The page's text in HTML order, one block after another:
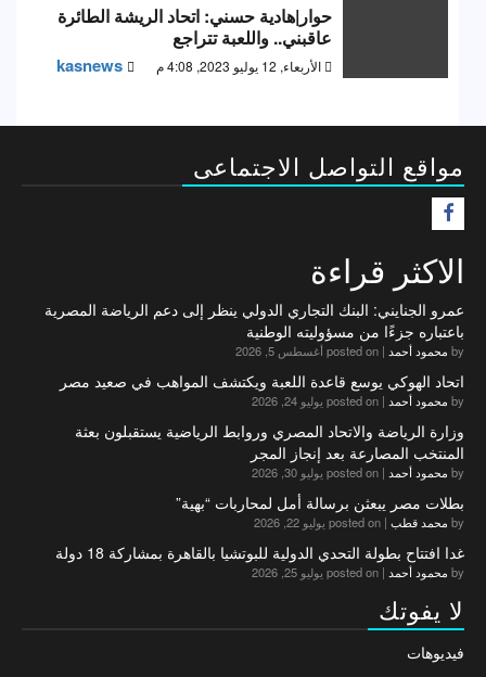
حوار|هادية حسني: اتحاد الريشة الطائرة
عاقبني.. واللعبة تتراجع
الأربعاء, 12 يوليو 2023, 4:08 م kasnews
مواقع التواصل الاجتماعى
الاكثر قراءة
عمرو الجنايني: البنك التجاري الدولي ينظر إلى دعم الرياضة المصرية
باعتباره جزءًا من مسؤوليته الوطنية
by محمود أحمد | posted on أغسطس 5, 2026
اتحاد الهوكي يوسع قاعدة اللعبة ويكتشف المواهب في صعيد مصر
by محمود أحمد | posted on يوليو 24, 2026
وزارة الرياضة والاتحاد المصري وروابط الرياضية يستقبلون بعثة
المنتخب المصارعة بعد إنجاز المجر
by محمود أحمد | posted on يوليو 30, 2026
بطلات مصر يبعثن برسالة أمل لمحاربات “بهية”
by محمد قطب | posted on يوليو 22, 2026
غدا افتتاح بطولة التحدي الدولية للبوتشيا بالقاهرة بمشاركة 18 دولة
by محمود أحمد | posted on يوليو 25, 2026
لا يفوتك
فيديوهات